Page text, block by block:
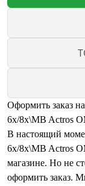
Оформить заказ
6x/8x\MB Actros
В настоящий
6x/8x\MB Actros
магазине. Но не
оформить заказ.